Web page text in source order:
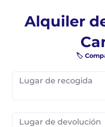
Alquiler
🏷️
Lugar de recogida
Lugar de devolución